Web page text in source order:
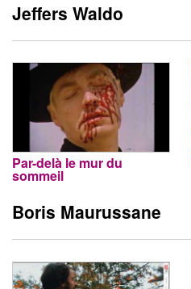
Jeffers Waldo
Par-delà le mur du
sommeil
Boris Maurussane